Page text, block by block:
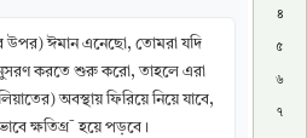
উপর) ঈমান এনেছো, তোমরা যদি
করতে শুরু করো, তাহলে এরা
অবস্থায় ফিরিয়ে নিয়ে যাবে,
ক্ষতিগ্র¯ হয়ে পড়বে।
৪
৫
৬
৭